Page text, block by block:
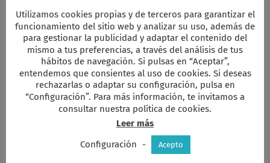
surge un aspecto cualitativo nuevo, un plus que es
superior a la misma suma de las propias
individualidades. En el siguiente ejemplo aparece
más claro: lo estamos viendo a diario, sin ir más
lejos en cualquier competición deportiva entre
grupos: el éxito o fracaso de un equipo no depende
solo ni exclusivamente de las habilidades
individuales de cada jugador. Hay algo más, eso que
nace misteriosamente cuando las individualidades
se ponen a colaborar al mismo tiempo, en el mismo
lugar, con el mismo sistema, etc. Entonces nace un
plus que puede llevar a ese equipo al éxito.
Utilizamos cookies propias y de terceros para garantizar el
funcionamiento del sitio web y analizar su uso, además de
para gestionar la publicidad y adaptar el contenido del
mismo a tus preferencias, a través del análisis de tus
hábitos de navegación. Si pulsas en “Aceptar”,
entendemos que consientes al uso de cookies. Si deseas
rechazarlas o adaptar su configuración, pulsa en
“Configuración”. Para más información, te invitamos a
consultar nuestra política de cookies.
Leer más
Configuración
- Acepto